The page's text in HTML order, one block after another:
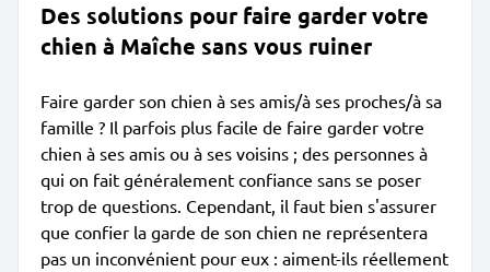
Des solutions pour faire garder votre
chien à Maîche sans vous ruiner
Faire garder son chien à ses amis/à ses proches/à sa
famille ? Il parfois plus facile de faire garder votre
chien à ses amis ou à ses voisins ; des personnes à
qui on fait généralement confiance sans se poser
trop de questions. Cependant, il faut bien s'assurer
que confier la garde de son chien ne représentera
pas un inconvénient pour eux : aiment-ils réellement